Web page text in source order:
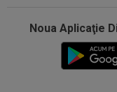
Noua Aplicaţie
Verdictul
Craiova a cerut